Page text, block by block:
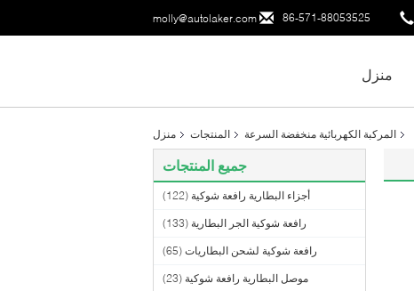
molly@autolaker.com 86-571-88053525
منزل
منزل المنتجات المركبة الكهربائية منخفضة السرعة
جميع المنتجات
أجزاء البطارية رافعة شوكية (122)
رافعة شوكية الجر البطارية (133)
رافعة شوكية لشحن البطاريات (65)
موصل البطارية رافعة شوكية (23)